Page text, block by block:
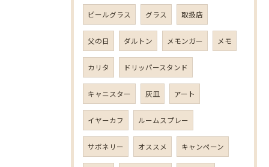
ビールグラス グラス 取扱店
父の日 ダルトン メモンガー メモ
カリタ ドリッパースタンド
キャニスター 灰皿 アート
イヤーカフ ルームスプレー
サボネリー オススメ キャンペーン